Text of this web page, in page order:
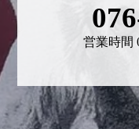
営業時間